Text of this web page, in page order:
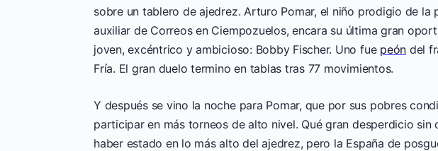
sobre un tablero de ajedrez. Arturo Pomar, el niño prodigio de la
auxiliar de Correos en Ciempozuelos, encara su última gran
joven, excéntrico y ambicioso: Bobby Fischer. Uno fue peón del
Fría. El gran duelo termino en tablas tras 77 movimientos.
Y después se vino la noche para Pomar, que por sus pobres
participar en más torneos de alto nivel. Qué gran desperdicio sin
haber estado en lo más alto del ajedrez, pero la España de